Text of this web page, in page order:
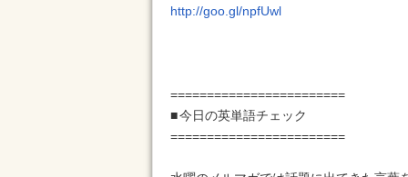
http://goo.gl/npfUwl
========================
■ 今日の英単語チェック
========================